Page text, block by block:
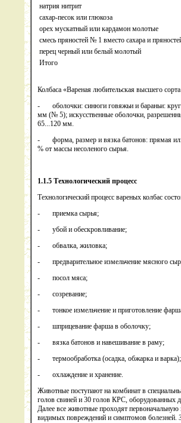
натрия нитрит
сахар-песок или глюкоза
орех мускатный или кардамон молотые
смесь пряностей № 1 вместо сахара и
перец черный или белый молотый
Итого
Колбаса «Вареная любительская высшего
- оболочки: синюги говяжьи и бараньи:
мм (№ 5); искусственные оболочки,
65...120 мм.
- форма, размер и вязка батонов: прямая
% от массы несоленого сырья.
1.1.5 Технологический процесс
Технологический процесс вареных колбас
- приемка сырья;
- убой и обескровливание;
- обвалка, жиловка;
- предварительное измельчение мясного
- посол мяса;
- созревание;
- тонкое измельчение и приготовление
- шприцевание фарша в оболочку;
- вязка батонов и навешивание в раму;
- термообработка (осадка, обжарка и варка);
- охлаждение и хранение.
Животные поступают на комбинат в
голов свиней и 30 голов КРС, оборудованных
Далее все животные проходят
видимых повреждений и симптомов